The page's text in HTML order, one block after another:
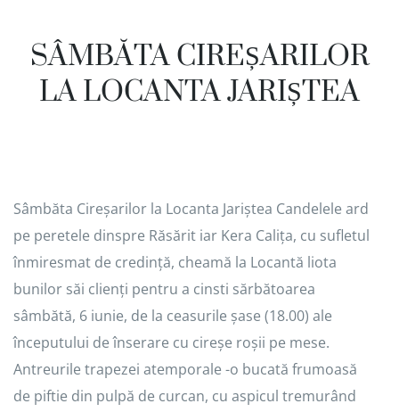
SÂMBĂTA CIREȘARILOR
LA LOCANTA JARIȘTEA
Sâmbăta Cireșarilor la Locanta Jariștea Candelele ard
pe peretele dinspre Răsărit iar Kera Calița, cu sufletul
înmiresmat de credință, cheamă la Locantă liota
bunilor săi clienți pentru a cinsti sărbătoarea
sâmbătă, 6 iunie, de la ceasurile șase (18.00) ale
începutului de înserare cu cireșe roșii pe mese.
Antreurile trapezei atemporale -o bucată frumoasă
de piftie din pulpă de curcan, cu aspicul tremurând